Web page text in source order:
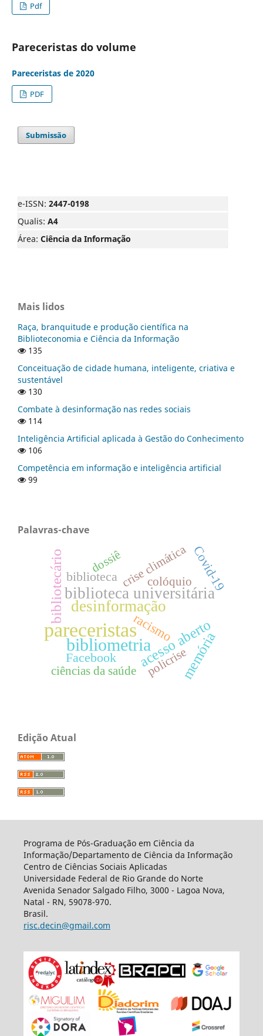
Pdf
Pareceristas do volume
Pareceristas de 2020
PDF
Submissão
e-ISSN: 2447-0198
Qualis: A4
Área: Ciência da Informação
Mais lidos
Raça, branquitude e produção científica na
Biblioteconomia e Ciência da Informação
135
Conceituação de cidade humana, inteligente, criativa e
sustentável
130
Combate à desinformação nas redes sociais
114
Inteligência Artificial aplicada à Gestão do Conhecimento
106
Competência em informação e inteligência artificial
99
Palavras-chave
pareceristas
bibliometria
desinformação
biblioteca universitária
acesso aberto
bibliotecário
memória
Facebook
racismo
biblioteca Covid-19
dossiê
policrise
crise climática
colóquio
ciências da saúde
Edição Atual
Programa de Pós-Graduação em Ciência da
Informação/Departamento de Ciência da Informação
Centro de Ciências Sociais Aplicadas
Universidade Federal de Rio Grande do Norte
Avenida Senador Salgado Filho, 3000 - Lagoa Nova,
Natal - RN, 59078-970.
Brasil.
risc.decin@gmail.com